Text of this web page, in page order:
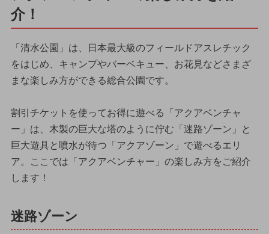
介！
「清水公園」は、日本最大級のフィールドアスレチック
をはじめ、キャンプやバーベキュー、お花見などさまざ
まな楽しみ方ができる総合公園です。
割引チケットを使ってお得に遊べる「アクアベンチャ
ー」は、木製の巨大な塔のように佇む「迷路ゾーン」と
巨大遊具と噴水が待つ「アクアゾーン」で遊べるエリ
ア。ここでは「アクアベンチャー」の楽しみ方をご紹介
します！
迷路ゾーン